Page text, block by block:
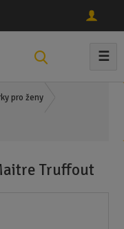
t
☰
pro ženy
Truffout